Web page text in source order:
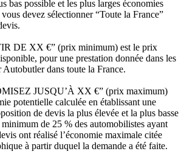
bas possible et les plus larges économies
devez sélectionner “Toute la France”
DE XX €” (prix minimum) est le prix
pour une prestation donnée dans les
Autobutler dans toute la France.
JUSQU’À XX €” (prix maximum)
potentielle calculée en établissant une
de devis la plus élevée et la plus basse
de 25 % des automobilistes ayant
ont réalisé l’économie maximale citée
à partir duquel la demande a été faite.